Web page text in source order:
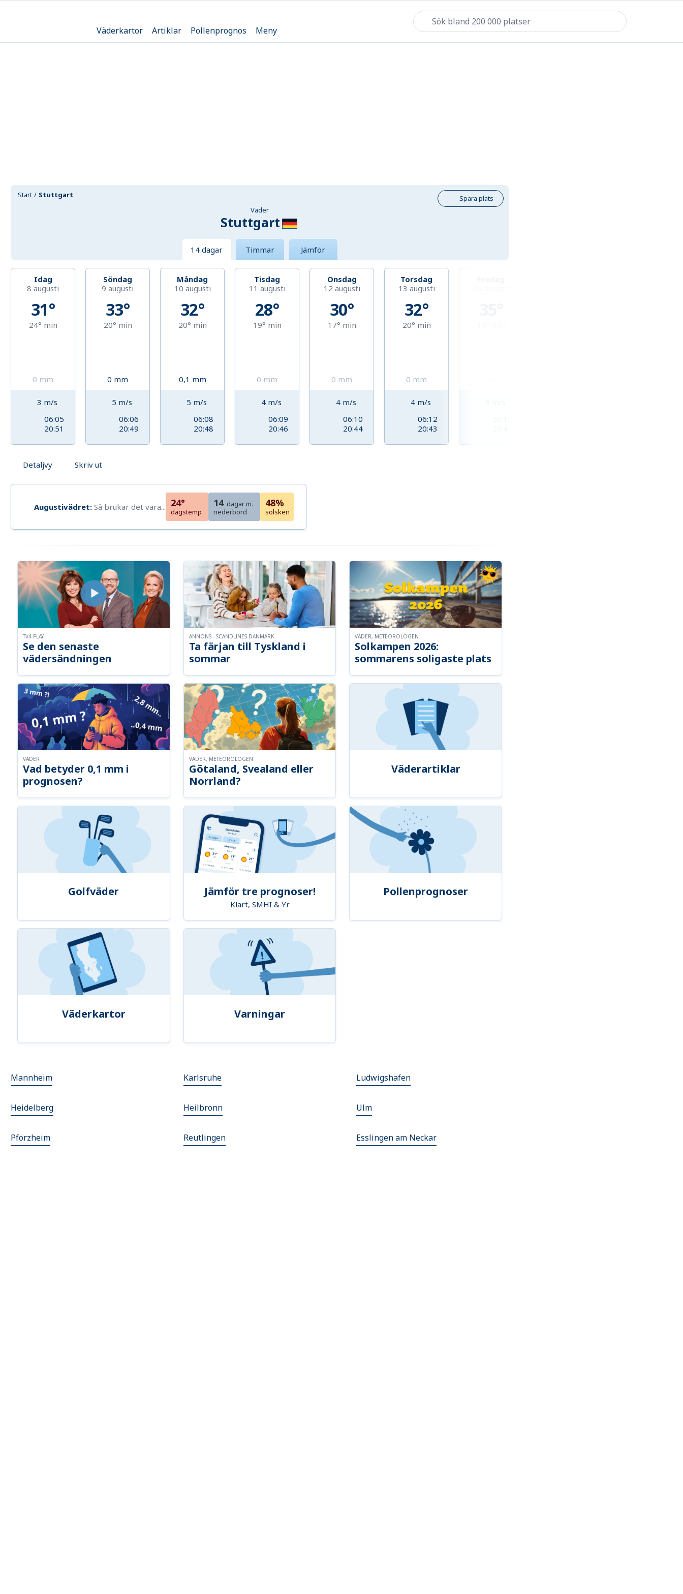
Väderkartor Artiklar Pollenprognos Meny
Start Stuttgart
Spara plats
Väder
Stuttgart
14 dagar Timmar Jämför
Idag
8 augusti
31°
24° min
0 mm
3 m/s
06:05
20:51
Söndag
9 augusti
33°
20° min
0 mm
5 m/s
06:06
20:49
Måndag
10 augusti
32°
20° min
0,1 mm
5 m/s
06:08
20:48
Tisdag
11 augusti
28°
19° min
0 mm
4 m/s
06:09
20:46
Onsdag
12 augusti
30°
17° min
0 mm
4 m/s
06:10
20:44
Torsdag
13 augusti
32°
20° min
0 mm
4 m/s
06:12
20:43
Detaljvy Skriv ut
Augustivädret: Så brukar det vara... 24°
dagstemp
14 dagar m.
nederbörd
48%
solsken
Se den senaste
vädersändningen
TV4 PLAY
Ta färjan till Tyskland i
sommar
ANNONS - SCANDLINES DANMARK
Solkampen 2026:
sommarens soligaste plats
VÄDER, METEOROLOGEN
Vad betyder 0,1 mm i
prognosen?
VÄDER
Götaland, Svealand eller
Norrland?
VÄDER, METEOROLOGEN
Väderartiklar
Golfväder Jämför tre prognoser!
Klart, SMHI & Yr
Pollenprognoser
Väderkartor Varningar
Mannheim Karlsruhe Ludwigshafen
Heidelberg Heilbronn Ulm
Pforzheim Reutlingen Esslingen am Neckar